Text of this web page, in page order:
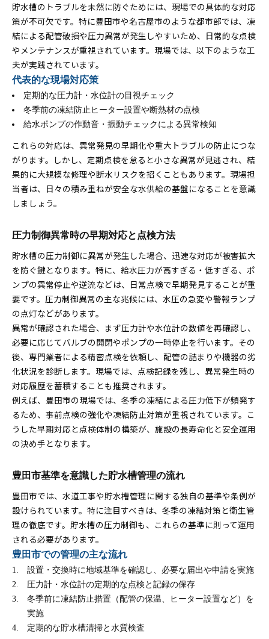
貯水槽のトラブルを未然に防ぐためには、現場での具体的な対応
策が不可欠です。特に豊田市や名古屋市のような都市部では、凍
結による配管破損や圧力異常が発生しやすいため、日常的な点検
やメンテナンスが重視されています。現場では、以下のような工
夫が実践されています。
代表的な現場対応策
定期的な圧力計・水位計の目視チェック
冬季前の凍結防止ヒーター設置や断熱材の点検
給水ポンプの作動音・振動チェックによる異常検知
これらの対応は、異常発見の早期化や重大トラブルの防止につな
がります。しかし、定期点検を怠ると小さな異常が見逃され、結
果的に大規模な修理や断水リスクを招くこともあります。現場担
当者は、日々の積み重ねが安全な水供給の基盤になることを意識
しましょう。
圧力制御異常時の早期対応と点検方法
貯水槽の圧力制御に異常が発生した場合、迅速な対応が被害拡大
を防ぐ鍵となります。特に、給水圧力が高すぎる・低すぎる、ポ
ンプの異常停止や逆流などは、日常点検で早期発見することが重
要です。圧力制御異常の主な兆候には、水圧の急変や警報ランプ
の点灯などがあります。
異常が確認された場合、まず圧力計や水位計の数値を再確認し、
必要に応じてバルブの開閉やポンプの一時停止を行います。その
後、専門業者による精密点検を依頼し、配管の詰まりや機器の劣
化状況を診断します。現場では、点検記録を残し、異常発生時の
対応履歴を蓄積することも推奨されます。
例えば、豊田市の現場では、冬季の凍結による圧力低下が頻発す
るため、事前点検の強化や凍結防止対策が重視されています。こ
うした早期対応と点検体制の構築が、施設の長寿命化と安全運用
の決め手となります。
豊田市基準を意識した貯水槽管理の流れ
豊田市では、水道工事や貯水槽管理に関する独自の基準や条例が
設けられています。特に注目すべきは、冬季の凍結対策と衛生管
理の徹底です。貯水槽の圧力制御も、これらの基準に則って運用
される必要があります。
豊田市での管理の主な流れ
設置・交換時に地域基準を確認し、必要な届出や申請を実施
圧力計・水位計の定期的な点検と記録の保存
冬季前に凍結防止措置（配管の保温、ヒーター設置など）を
実施
定期的な貯水槽清掃と水質検査